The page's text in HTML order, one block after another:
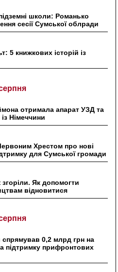
школи: Романько
сесії Сумської облради
5 книжкових історій із
отримала апарат УЗД та
Німеччини
Хрестом про нові
для Сумської громади
Як допомогти
відновитися
0,2 млрд грн на
підтримку прифронтових